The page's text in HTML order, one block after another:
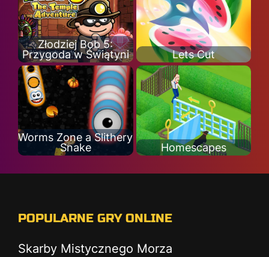
Złodziej Bob 5:
Przygoda w Świątyni
Lets Cut
Worms Zone a Slithery
Snake
Homescapes
POPULARNE GRY ONLINE
Skarby Mistycznego Morza